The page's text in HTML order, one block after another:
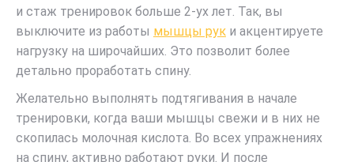
и стаж тренировок больше 2-ух лет. Так, вы
выключите из работы мышцы рук и акцентируете
нагрузку на широчайших. Это позволит более
детально проработать спину.
Желательно выполнять подтягивания в начале
тренировки, когда ваши мышцы свежи и в них не
скопилась молочная кислота. Во всех упражнениях
на спину, активно работают руки. И после